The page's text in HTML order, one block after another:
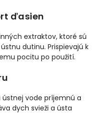
ďasien
extraktov, ktoré sú
dutinu. Prispievajú k
pocitu po použití.
vode príjemnú a
dych svieži a ústa